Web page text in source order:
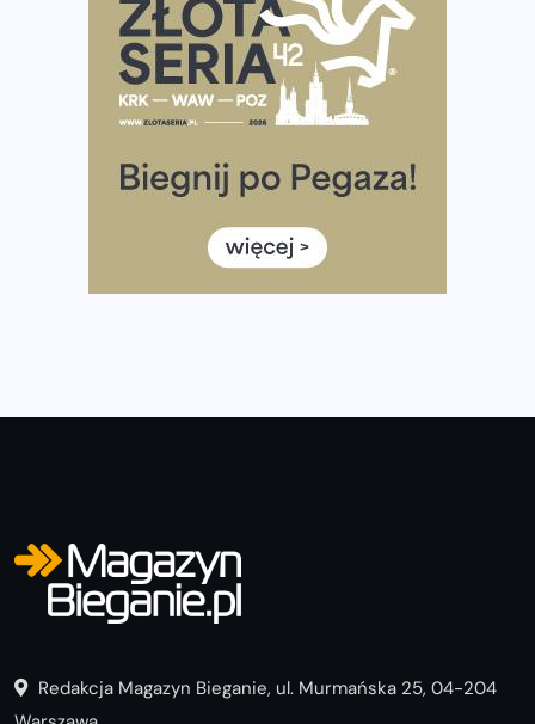
Tętno vs tempo – czym kierować się w bieganiu?
Co ma dużo białka? Produkty, które warto włączyć do
Rozbiegany Olsztyn szykuje się na weekend z
Już w tę sobotę 35. Bieg Powstania Warszawskiego.
Wystartuje rekordowa liczba uczestników
35. Bieg Powstania Warszawskiego – praktyczny
poradnik przed startem
Redakcja Magazyn Bieganie, ul. Murmańska 25, 04-204